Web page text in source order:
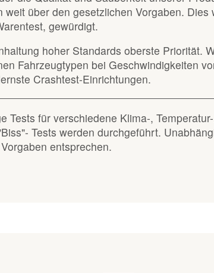
über den gesetzlichen Vorgaben. Dies
gewürdigt.
hoher Standards oberste Priorität.
Fahrzeugtypen bei Geschwindigkeiten
Crashtest-Einrichtungen.
für verschiedene Klima-,
Tests werden durchgeführt.
entsprechen.